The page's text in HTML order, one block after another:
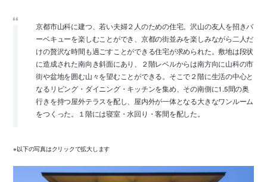
京都市山科に建つ、若い夫婦２人のための住宅。沢山の友人を招きバ
ーベキューを楽しむことができ、京都の街並みを楽しみながら二人だ
けの贅沢な時間も過ごすことができる住宅が求められた。敷地は段状
に造成された南向き斜面にあり、２階レベルからは南方向に山科の市
街や盆地を囲む山々を望むことができる。そこで２階に生活の中心と
なるリビング・ダイニング・キッチンを集め、その南側に1.5間の奥
行きを持つ屋外テラスを配し、屋内外が一体となる大きなワンルーム
をつくった。１階には寝室・水回り・客間を配した。
※以下の写真はクリックで拡大します